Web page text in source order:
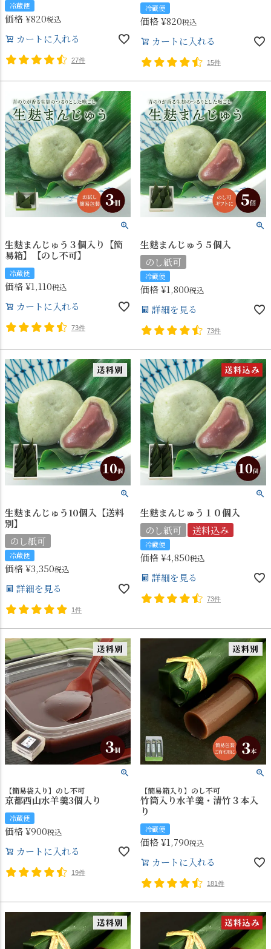
冷蔵便
価格¥820税込
カートに入れる
27件
冷蔵便
価格¥820税込
カートに入れる
15件
生麩まんじゅう３個入り【簡
易箱】【のし不可】
冷蔵便
価格¥1,110税込
カートに入れる
73件
生麩まんじゅう５個入
のし紙可
冷蔵便
価格¥1,800税込
詳細を見る
73件
生麩まんじゅう10個入【送料
別】
のし紙可
冷蔵便
価格¥3,350税込
詳細を見る
1件
生麩まんじゅう１０個入
のし紙可
送料込み
冷蔵便
価格¥4,850税込
詳細を見る
73件
【簡易袋入り】のし不可
京都西山水羊羹3個入り
冷蔵便
価格¥900税込
カートに入れる
19件
【簡易箱入り】のし不可
竹筒入り水羊羹・清竹３本入
り
冷蔵便
価格¥1,790税込
カートに入れる
181件